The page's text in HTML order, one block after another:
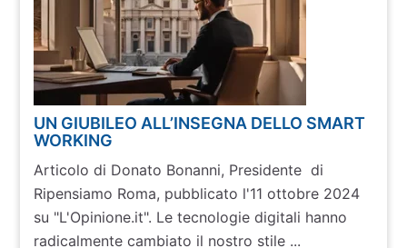
UN GIUBILEO ALL’INSEGNA DELLO SMART
WORKING
Articolo di Donato Bonanni, Presidente di
Ripensiamo Roma, pubblicato l'11 ottobre 2024
su "L'Opinione.it". Le tecnologie digitali hanno
radicalmente cambiato il nostro stile ...